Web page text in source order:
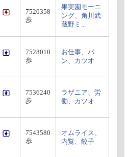
7520358
歩
果実園モーニ
ング、角川武
蔵野ミ...
7528010
歩
お仕事、パ
ン、カツオ
7536240
歩
ラザニア、労
働、カツオ
7543580
歩
オムライス、
内覧、餃子